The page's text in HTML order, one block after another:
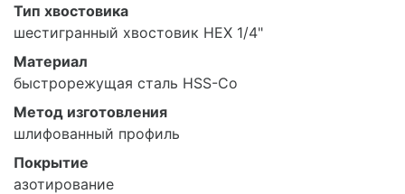
Тип хвостовика
шестигранный хвостовик HEX 1/4"
Материал
быстрорежущая сталь HSS-Co
Метод изготовления
шлифованный профиль
Покрытие
азотирование